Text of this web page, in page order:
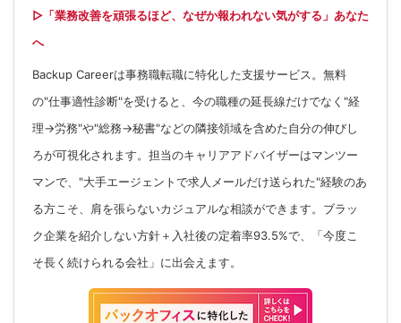
▷「業務改善を頑張るほど、なぜか報われない気がする」あなた
へ
Backup Careerは事務職転職に特化した支援サービス。無料
の"仕事適性診断"を受けると、今の職種の延長線だけでなく"経
理→労務"や"総務→秘書"などの隣接領域を含めた自分の伸びし
ろが可視化されます。担当のキャリアアドバイザーはマンツー
マンで、"大手エージェントで求人メールだけ送られた"経験のあ
る方こそ、肩を張らないカジュアルな相談ができます。ブラッ
ク企業を紹介しない方針＋入社後の定着率93.5%で、「今度こ
そ長く続けられる会社」に出会えます。